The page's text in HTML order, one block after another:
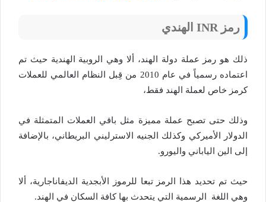
رمز INR الهندي
ذلك هو رمز عملة دولة الهند، ألا وهي الروبية الهندية حيث تم
اعتماده رسمياً في عام 2010 من قِبل النظام العالمي للعملات
كرمز خاص لعملة الهند فقط،
وذلك حتى تصبح عملة مميزة مثل باقي العملات المتمثلة في
الدولار الأميركي وكذلك الجنيه الاسترليني البريطاني، بالإضافة
إلى الين الياباني واليورو.
حيث تم تحديد هذا الرمز تبعا للرموز الأبجدية الديفاناجارية، ألا
وهي اللغة الرسمية التي يتحدث بها كافة السكان في الهند.